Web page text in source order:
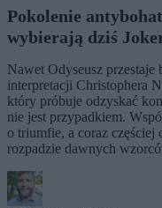
Pokolenie
wybierają dziś
Nawet Odyseusz
interpretacji Christophera
który próbuje odzyskać
nie jest przypadkiem.
o triumfie, a coraz częściej
rozpadzie dawnych